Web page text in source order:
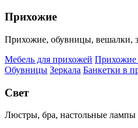
Прихожие
Прихожие, обувницы, вешалки,
Мебель для прихожей Прихожие
Обувницы Зеркала Банкетки в
Свет
Люстры, бра, настольные